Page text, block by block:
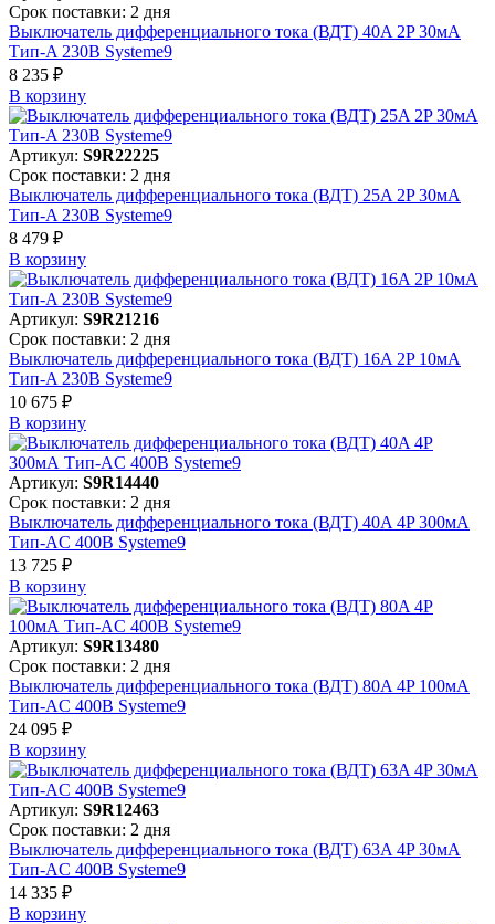
Срок поставки: 2 дня
Выключатель дифференциального тока (ВДТ) 40A 2P 30мА
Тип-A 230В Systeme9
8 235 ₽
В корзинy
Артикул: S9R22225
Срок поставки: 2 дня
Выключатель дифференциального тока (ВДТ) 25A 2P 30мА
Тип-A 230В Systeme9
8 479 ₽
В корзинy
Артикул: S9R21216
Срок поставки: 2 дня
Выключатель дифференциального тока (ВДТ) 16A 2P 10мА
Тип-A 230В Systeme9
10 675 ₽
В корзинy
Артикул: S9R14440
Срок поставки: 2 дня
Выключатель дифференциального тока (ВДТ) 40A 4P 300мА
Тип-AC 400В Systeme9
13 725 ₽
В корзинy
Артикул: S9R13480
Срок поставки: 2 дня
Выключатель дифференциального тока (ВДТ) 80A 4P 100мА
Тип-AC 400В Systeme9
24 095 ₽
В корзинy
Артикул: S9R12463
Срок поставки: 2 дня
Выключатель дифференциального тока (ВДТ) 63A 4P 30мА
Тип-AC 400В Systeme9
14 335 ₽
В корзинy